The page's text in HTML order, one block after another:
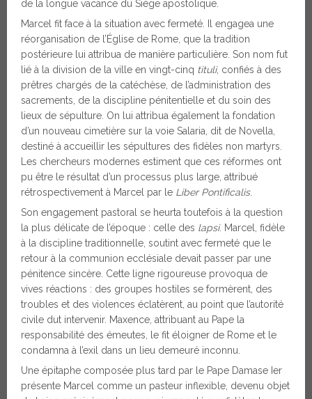
de la longue vacance du Siège apostolique.
Marcel fit face à la situation avec fermeté. Il engagea une
réorganisation de l’Église de Rome, que la tradition
postérieure lui attribua de manière particulière. Son nom fut
lié à la division de la ville en vingt-cinq tituli, confiés à des
prêtres chargés de la catéchèse, de l’administration des
sacrements, de la discipline pénitentielle et du soin des
lieux de sépulture. On lui attribua également la fondation
d’un nouveau cimetière sur la voie Salaria, dit de Novella,
destiné à accueillir les sépultures des fidèles non martyrs.
Les chercheurs modernes estiment que ces réformes ont
pu être le résultat d’un processus plus large, attribué
rétrospectivement à Marcel par le Liber Pontificalis.
Son engagement pastoral se heurta toutefois à la question
la plus délicate de l’époque : celle des lapsi. Marcel, fidèle
à la discipline traditionnelle, soutint avec fermeté que le
retour à la communion ecclésiale devait passer par une
pénitence sincère. Cette ligne rigoureuse provoqua de
vives réactions : des groupes hostiles se formèrent, des
troubles et des violences éclatèrent, au point que l’autorité
civile dut intervenir. Maxence, attribuant au Pape la
responsabilité des émeutes, le fit éloigner de Rome et le
condamna à l’exil dans un lieu demeuré inconnu.
Une épitaphe composée plus tard par le Pape Damase Ier
présente Marcel comme un pasteur inflexible, devenu objet